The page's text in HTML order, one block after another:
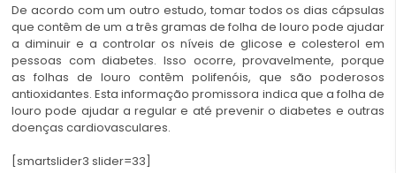
De acordo com um outro estudo, tomar todos os dias cápsulas
que contêm de um a três gramas defolha de louro pode ajudar
a diminuir e a controlar os níveis de glicose e colesterol em
pessoas com diabetes. Isso ocorre, provavelmente, porque
as folhas de louro contêm polifenóis, que são poderosos
antioxidantes. Esta informação promissora indica que a folha de
louro pode ajudar a regular e até prevenir o diabetes e outras
doenças cardiovasculares.
[smartslider3 slider=33]